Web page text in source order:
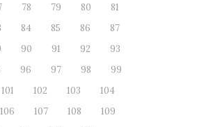
78 79 80
81
84 85 86
87
90 91 92
93
96 97 98
99
101 102 103
104
106 107 108
109